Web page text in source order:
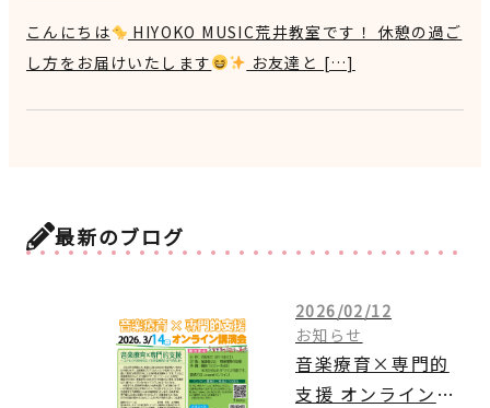
こんにちは
HIYOKO MUSIC荒井教室です！ 休憩の過ご
し方をお届けいたします
お友達と […]
最新のブログ
2026/02/12
お知らせ
音楽療育×専門的
支援 オンライン講